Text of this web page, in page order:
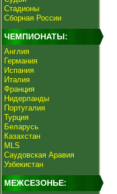
Стадионы
Сборная России
ЧЕМПИОНАТЫ:
Англия
Германия
Испания
Италия
Франция
Нидерланды
Португалия
Турция
Беларусь
Казахстан
MLS
Саудовская Аравия
Узбекистан
МЕЖСЕЗОНЬЕ: